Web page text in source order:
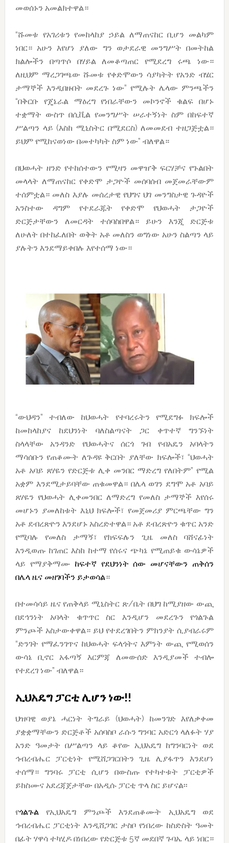
መወሰኑን አመልክተዋል።
“ሹመቱ የአገሪቱን የመከላከያ ኃይል ለማጠናከር ቢሆን መልካም
ነበር። አሁን እየሆነ ያለው ግን ወታደራዊ መንግሥት በመትከል
ክልሎችን በጣጥሶ በሃይል ለመቆጣጠር የሚደረግ ሩጫ ነው።
ለዚህም ማረጋገጫው ሹመቱ የቀድሞውን ሳያካትት የአንድ ብሄር
ታማኞች እንዲበዙበት መደረጉ ነው” የሚሉት ሌላው ምንጫችን
“በቅርቡ የጄኔራል ማዕረግ የነበራቸውን መኮንኖች ቁልፍ በሆኑ
ተቋማት ውስጥ በሲቪል የመንግሥት ሠራተኝነት ስም በከፍተኛ
ሥልጣን ላይ (እስከ ሚኒስትር በሚደርስ) ለመመደብ ተዘጋጅቷል።
ይህም የሚከናወነው በመተካካት ስም ነው” ብለዋል።
በህወሓት ዘንድ የተከሰተውን የሚዛን መዋዠቅ ፍርሃቻና የጉልበት
መላላት ለማጠናከር የቀድሞ ታጋዮች መሰባሰብ መጀመራቸውም
ተሰምቷል። መለስ እያሉ መሰረታዊ የህግና ህገ መንግስታዊ ጉዳዮች
አንስተው ዳግም የተደራጁት የቀድሞ የህወሓት ታጋዮች
ድርጅታቸውን ለመርዳት ተሰባስበዋል። ይሁን እንጂ ድርጅቱ
ለሁለት በተከፈለበት ወቅት አቶ መለስን ወግነው አሁን ስልጣን ላይ
ያሉትን እንደማይቀበሉ እየተሰማ ነው።
“ውህዳን” ተብለው ከህወሓት የተባረሩትን የሚደግፉ ክፍሎች
ከመከላከያና ከደህንነት ባለስልጣናት ጋር ቀጥተኛ ግንኙነት
ስላላቸው አንዳንድ የህወሓትና ሰርጎ ገብ የብአዴን አባላትን
ማሳሰቡን የጠቆሙት ለጉዳዩ ቅርበት ያለቸው ክፍሎች፣ “ህወሓት
አቶ አባይ ጸሃዬን የድርጅቱ ሊቀ መንበር ማድረግ የለበትም” የሚል
አቋም እንደሚታይባቸው ጠቁመዋል። በሌላ ወገን ደግሞ አቶ አባይ
ጸሃዬን የህወሓት ሊቀመንበር ለማድረግ የመለስ ታማኞች እየሰሩ
መሆኑን ያመለከቱት እኒህ ክፍሎች፣ የመጀመሪያ ምርጫቸው ግን
አቶ ደብረጽዮን እንደሆኑ አስረድተዋል። አቶ ደብረጽዮን ቁጥር አንድ
የሚባሉ የመለስ ታማኝ፣ የክፍፍሉን ጊዜ መለስ ባሸናፊነት
እንዲወጡ ከገጠር እስከ ከተማ የሰሩና ጭካኔ የሚጠይቁ ውሳኔዎች
ላይ የማያቅማሙ ከፍተኛ የደህንነት ሰው መሆናቸውን ጠቅሰን
በሌላ ዜና መዘገባችን ይታወሳል።
በተመሳሳይ ዜና የጠቅላይ ሚኒስትር ጽ/ቤት በህግ ከሚያዘው ውጪ
በደኅንነት አባላት ቁጥጥር ስር እንዲሆን መደረጉን የጎልጉል
ምንጮች አስታውቀዋል። ይህ የተደረገበትን ምክንያት ሲያብራሩም
“ድንገት የማፈንገጥና ከህወሓት ፍላጎትና እምነት ውጪ የሚወሰን
ውሳኔ ቢኖር አፋጣኝ እርምጃ ለመውሰድ እንዲያመች ተብሎ
የተደረገ ነው” ብለዋል።
ኢህአዴግ ፓርቲ ሊሆን ነው!!
ህዝባዊ ወያኔ ሓርነት ትግራይ (ህወሓት) ከመንገድ እየለቃቀመ
ያቋቋማቸውን ድርጅቶች አሰባስቦ ራሱን ግንባር አድርጎ ላለፉት ሃያ
አንድ ዓመታት በሥልጣን ላይ ቆየው ኢህአዴግ ከግንባርነት ወደ
ኅብረብሔር ፓርቲነት የሚሸጋገርበትን ጊዜ ሊያፋጥን እንደሆነ
ተሰማ። ግንባሩ ፓርቲ ሲሆን በውስጡ የተካተቱት ፓርቲዎች
ይከስሙና አደረጃጀታቸው በአዲሱ ፓርቲ ጥላ ስር ይሆናል፡፡
የጎልጉልየኢህአዴግ ምንጮች እንደጠቆሙት ኢህአዴግ ወደ
ኅብረብሔር ፓርቲነት እንዲሸጋገር ታስቦ የነበረው ከስድስት ዓመት
በፊት ሃዋሳ ተካሂዶ በነበረው የድርጅቱ 5ኛ መደበኛ ጉባኤ ላይ ነበር።